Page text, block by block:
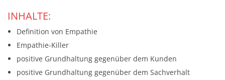
INHALTE:
Definition von Empathie
Empathie-Killer
positive Grundhaltung gegenüber dem Kunden
positive Grundhaltung gegenüber dem Sachverhalt